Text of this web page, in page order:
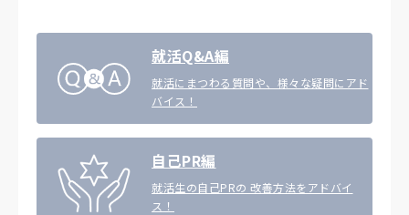
就活Q&A編
就活にまつわる質問や、様々な疑問にアド
バイス！
自己PR編
就活生の自己PRの 改善方法をアドバイ
ス！